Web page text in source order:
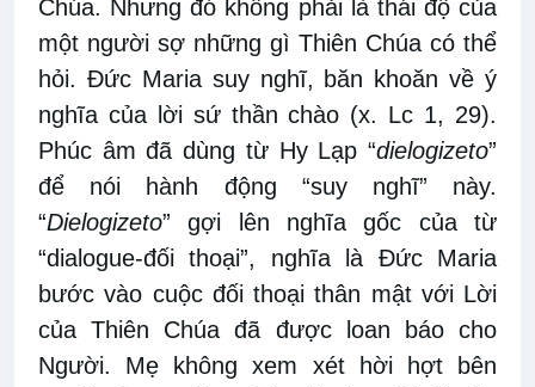
Chúa. Nhưng đó không phải là thái độ của
một người sợ những gì Thiên Chúa có thể
hỏi. Đức Maria suy nghĩ, băn khoăn về ý
nghĩa của lời sứ thần chào (x. Lc 1, 29).
Phúc âm đã dùng từ Hy Lạp “dielogizeto”
để nói hành động “suy nghĩ” này.
“Dielogizeto” gợi lên nghĩa gốc của từ
“dialogue-đối thoại”, nghĩa là Đức Maria
bước vào cuộc đối thoại thân mật với Lời
của Thiên Chúa đã được loan báo cho
Người. Mẹ không xem xét hời hợt bên